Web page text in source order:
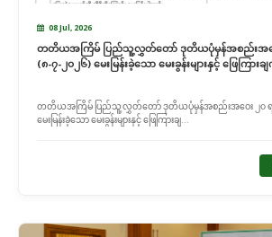
08 Jul, 2026
တတိယအကြိမ် ပြည်သူ့လွှတ်တော် ဒုတိယပုံမှန်အစည်းအဝေ
(၈-၇-၂၀၂၆) မေးမြန်းခဲ့သော မေးခွန်းများနှင့် ဖြေကြား
တတိယအကြိမ် ပြည်သူ့လွှတ်တော် ဒုတိယပုံမှန်အစည်းအဝေး ၂၀ ရက်
မေးမြန်းခဲ့သော မေးခွန်းများနှင့် ဖြေကြားချ...